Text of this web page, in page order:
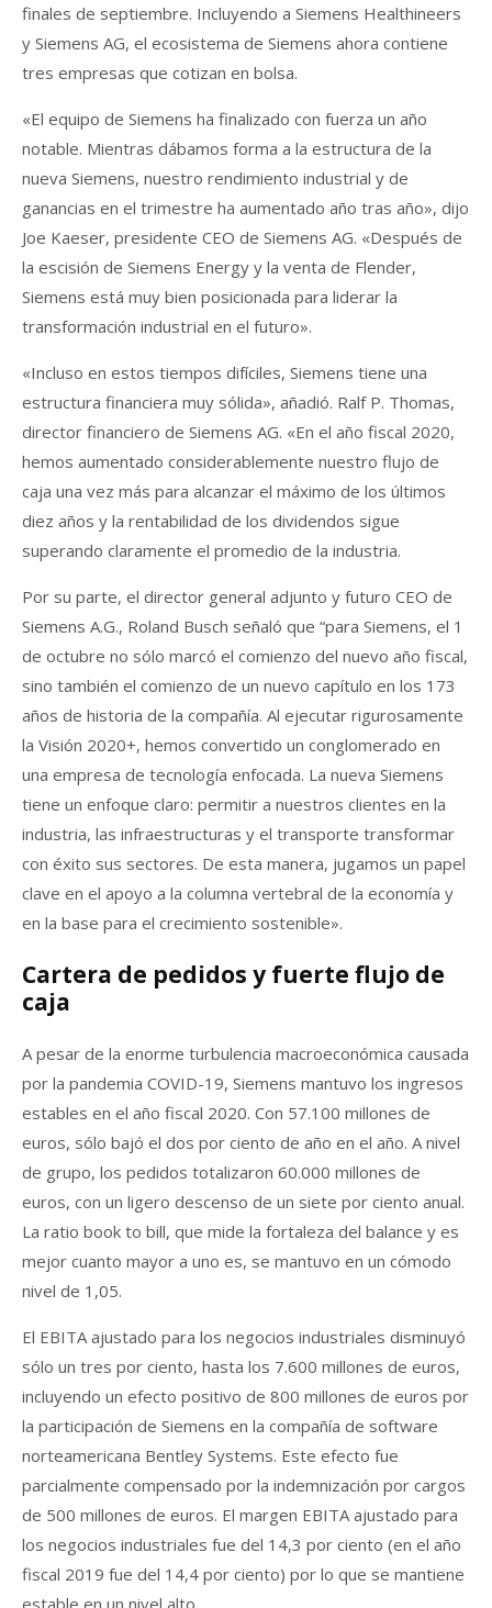
finales de septiembre. Incluyendo a Siemens Healthineers
y Siemens AG, el ecosistema de Siemens ahora contiene
tres empresas que cotizan en bolsa.
«El equipo de Siemens ha finalizado con fuerza un año
notable. Mientras dábamos forma a la estructura de la
nueva Siemens, nuestro rendimiento industrial y de
ganancias en el trimestre ha aumentado año tras año», dijo
Joe Kaeser, presidente CEO de Siemens AG. «Después de
la escisión de Siemens Energy y la venta de Flender,
Siemens está muy bien posicionada para liderar la
transformación industrial en el futuro».
«Incluso en estos tiempos difíciles, Siemens tiene una
estructura financiera muy sólida», añadió. Ralf P. Thomas,
director financiero de Siemens AG. «En el año fiscal 2020,
hemos aumentado considerablemente nuestro flujo de
caja una vez más para alcanzar el máximo de los últimos
diez años y la rentabilidad de los dividendos sigue
superando claramente el promedio de la industria.
Por su parte, el director general adjunto y futuro CEO de
Siemens A.G., Roland Busch señaló que “para Siemens, el 1
de octubre no sólo marcó el comienzo del nuevo año fiscal,
sino también el comienzo de un nuevo capítulo en los 173
años de historia de la compañía. Al ejecutar rigurosamente
la Visión 2020+, hemos convertido un conglomerado en
una empresa de tecnología enfocada. La nueva Siemens
tiene un enfoque claro: permitir a nuestros clientes en la
industria, las infraestructuras y el transporte transformar
con éxito sus sectores. De esta manera, jugamos un papel
clave en el apoyo a la columna vertebral de la economía y
en la base para el crecimiento sostenible».
Cartera de pedidos y fuerte flujo de
caja
A pesar de la enorme turbulencia macroeconómica causada
por la pandemia COVID-19, Siemens mantuvo los ingresos
estables en el año fiscal 2020. Con 57.100 millones de
euros, sólo bajó el dos por ciento de año en el año. A nivel
de grupo, los pedidos totalizaron 60.000 millones de
euros, con un ligero descenso de un siete por ciento anual.
La ratio book to bill, que mide la fortaleza del balance y es
mejor cuanto mayor a uno es, se mantuvo en un cómodo
nivel de 1,05.
El EBITA ajustado para los negocios industriales disminuyó
sólo un tres por ciento, hasta los 7.600 millones de euros,
incluyendo un efecto positivo de 800 millones de euros por
la participación de Siemens en la compañía de software
norteamericana Bentley Systems. Este efecto fue
parcialmente compensado por la indemnización por cargos
de 500 millones de euros. El margen EBITA ajustado para
los negocios industriales fue del 14,3 por ciento (en el año
fiscal 2019 fue del 14,4 por ciento) por lo que se mantiene
estable en un nivel alto.